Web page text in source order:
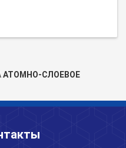
АТОМНО-СЛОЕВОЕ